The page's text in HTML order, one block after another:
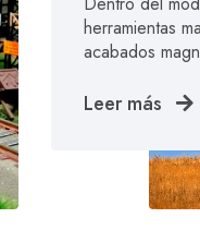
herramientas
acabados
Leer más